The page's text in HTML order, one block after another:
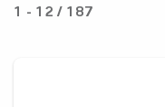
1 - 12 / 187